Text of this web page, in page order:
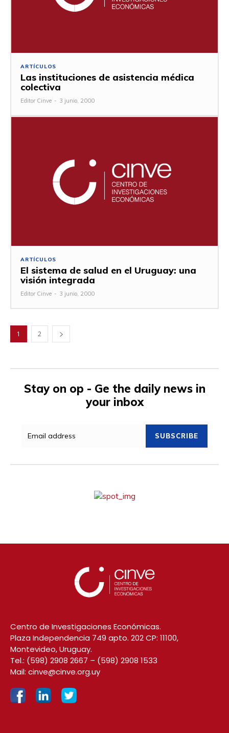
ARTÍCULOS
Las instituciones de asistencia médica
colectiva
Editor Cinve - 3 junio, 2000
ARTÍCULOS
El sistema de salud en el Uruguay: una
visión integrada
Editor Cinve - 3 junio, 2000
1 2
Stay on op - Ge the daily news in
your inbox
SUBSCRIBE
Centro de Investigaciones Económicas.
Plaza Independencia 749 apto. 202 CP: 11100,
Montevideo, Uruguay.
Tel.: (598) 2908 2667 – (598) 2908 1533
Mail: cinve@cinve.org.uy